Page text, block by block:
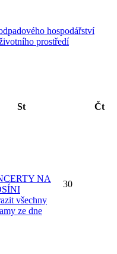
hospodářství
prostředí
St Čt
NA
všechny
ze dne
30